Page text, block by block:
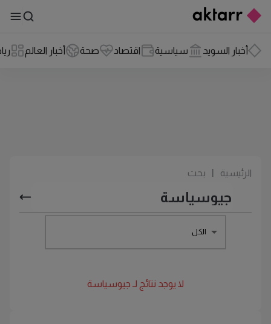
أخبار السويد سياسية اقتصاد صحة أخبار العالم
الرئيسية بحث
الكل
لا يوجد نتائج لـ جيوسياسة